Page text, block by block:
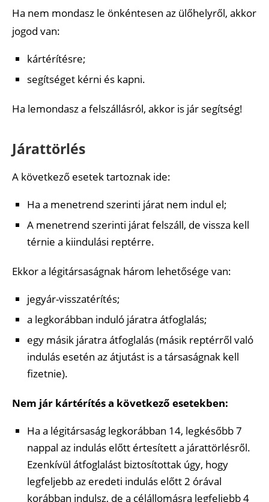
Ha nem mondasz le önkéntesen az ülőhelyről, akkor
jogod van:
kártérítésre;
segítséget kérni és kapni.
Ha lemondasz a felszállásról, akkor is jár segítség!
Járattörlés
A következő esetek tartoznak ide:
Ha a menetrend szerinti járat nem indul el;
A menetrend szerinti járat felszáll, de vissza kell
térnie a kiindulási reptérre.
Ekkor a légitársaságnak három lehetősége van:
jegyár-visszatérítés;
a legkorábban induló járatra átfoglalás;
egy másik járatra átfoglalás (másik reptérről való
indulás esetén az átjutást is a társaságnak kell
fizetnie).
Nem jár kártérítés a következő esetekben:
Ha a légitársaság legkorábban 14, legkésőbb 7
nappal az indulás előtt értesített a járattörlésről.
Ezenkívül átfoglalást biztosítottak úgy, hogy
legfeljebb az eredeti indulás előtt 2 órával
korábban indulsz, de a célállomásra legfeljebb 4